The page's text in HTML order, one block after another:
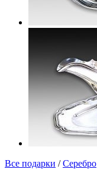
Все подарки /Серебро